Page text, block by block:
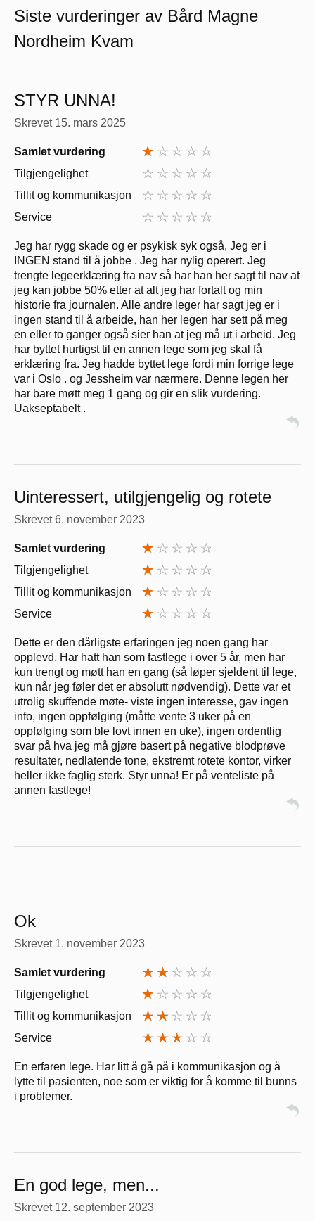
Siste vurderinger av Bård Magne
Nordheim Kvam
STYR UNNA!
Skrevet 15. mars 2025
Samlet vurdering
Tilgjengelighet
Tillit og kommunikasjon
Service
Jeg har rygg skade og er psykisk syk også, Jeg er i
INGEN stand til å jobbe . Jeg har nylig operert. Jeg
trengte legeerklæring fra nav så har han her sagt til nav at
jeg kan jobbe 50% etter at alt jeg har fortalt og min
historie fra journalen. Alle andre leger har sagt jeg er i
ingen stand til å arbeide, han her legen har sett på meg
en eller to ganger også sier han at jeg må ut i arbeid. Jeg
har byttet hurtigst til en annen lege som jeg skal få
erklæring fra. Jeg hadde byttet lege fordi min forrige lege
var i Oslo . og Jessheim var nærmere. Denne legen her
har bare møtt meg 1 gang og gir en slik vurdering.
Uakseptabelt .
Uinteressert, utilgjengelig og rotete
Skrevet6. november 2023
Samlet vurdering
Tilgjengelighet
Tillit og kommunikasjon
Service
Dette er den dårligste erfaringen jeg noen gang har
opplevd. Har hatt han som fastlege i over 5 år, men har
kun trengt og møtt han en gang (så løper sjeldent til lege,
kun når jeg føler det er absolutt nødvendig). Dette var et
utrolig skuffende møte- viste ingen interesse, gav ingen
info, ingen oppfølging (måtte vente 3 uker på en
oppfølging som ble lovt innen en uke), ingen ordentlig
svar på hva jeg må gjøre basert på negative blodprøve
resultater, nedlatende tone, ekstremt rotete kontor, virker
heller ikke faglig sterk. Styr unna! Er på venteliste på
annen fastlege!
Ok
Skrevet 1. november 2023
Samlet vurdering
Tilgjengelighet
Tillit og kommunikasjon
Service
En erfaren lege. Har litt å gå på i kommunikasjon og å
lytte til pasienten, noe som er viktig for å komme til bunns
i problemer.
En god lege, men...
Skrevet 12. september 2023